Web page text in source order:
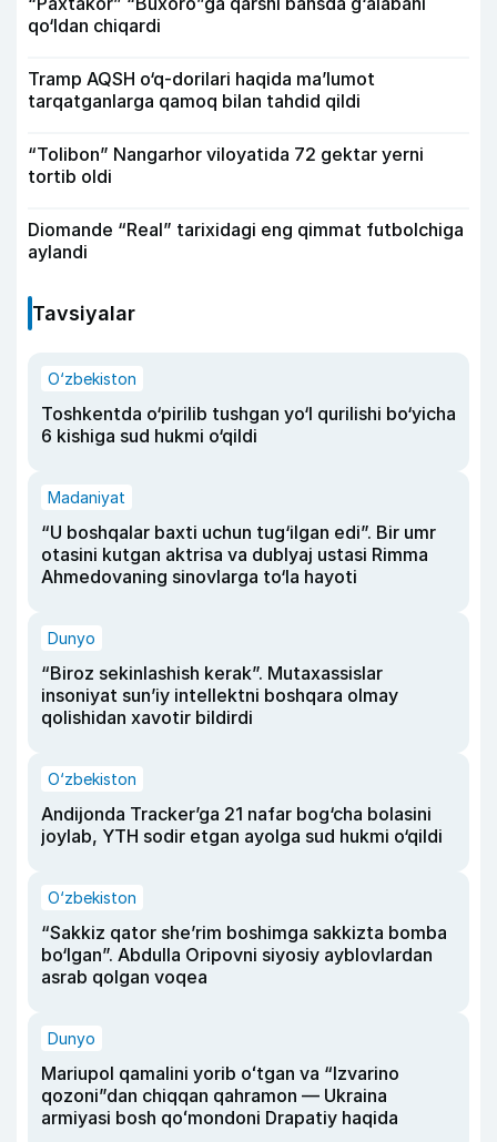
qo‘ldan chiqardi
Tramp AQSH o‘q-dorilari haqida ma’lumot
tarqatganlarga qamoq bilan tahdid qildi
“Tolibon” Nangarhor viloyatida 72 gektar yerni
tortib oldi
Diomande “Real” tarixidagi eng qimmat futbolchiga
aylandi
Tavsiyalar
O‘zbekiston
Toshkentda o‘pirilib tushgan yo‘l qurilishi bo‘yicha
6 kishiga sud hukmi o‘qildi
Madaniyat
“U boshqalar baxti uchun tug‘ilgan edi”. Bir umr
otasini kutgan aktrisa va dublyaj ustasi Rimma
Ahmedovaning sinovlarga to‘la hayoti
Dunyo
“Biroz sekinlashish kerak”. Mutaxassislar
insoniyat sun’iy intellektni boshqara olmay
qolishidan xavotir bildirdi
O‘zbekiston
Andijonda Tracker’ga 21 nafar bog‘cha bolasini
joylab, YTH sodir etgan ayolga sud hukmi o‘qildi
O‘zbekiston
“Sakkiz qator she’rim boshimga sakkizta bomba
bo‘lgan”. Abdulla Oripovni siyosiy ayblovlardan
asrab qolgan voqea
Dunyo
Mariupol qamalini yorib oʻtgan va “Izvarino
qozoni”dan chiqqan qahramon — Ukraina
armiyasi bosh qoʻmondoni Drapatiy haqida